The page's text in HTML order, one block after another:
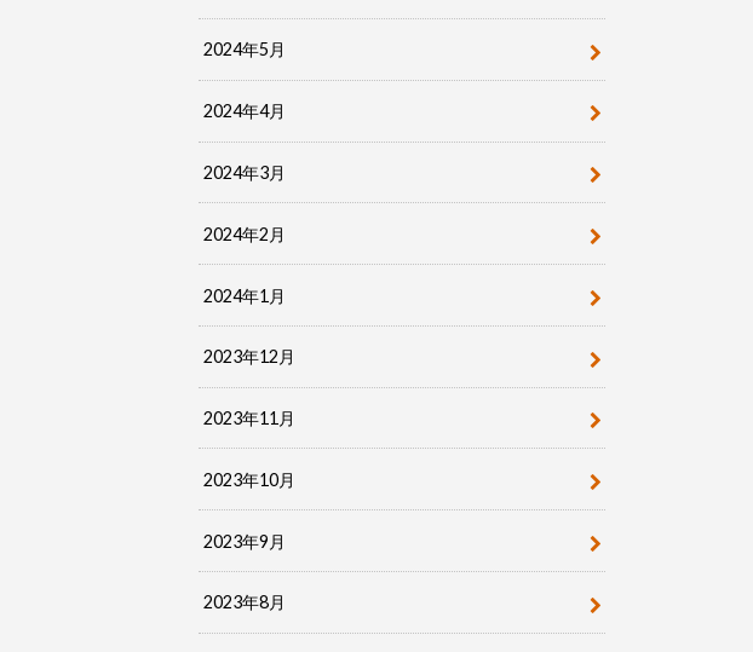
2024年5月
2024年4月
2024年3月
2024年2月
2024年1月
2023年12月
2023年11月
2023年10月
2023年9月
2023年8月